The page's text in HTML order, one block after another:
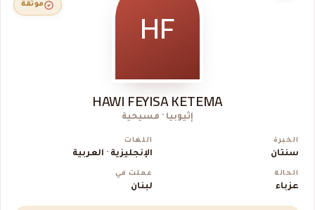
موثّقة HF
HAWI FEYISA KETEMA
إثيوبيا · مسيحية
الخبرة
سنتان
اللغات
الإنجليزية · العربية
الحالة
عزباء
عملت في
لبنان